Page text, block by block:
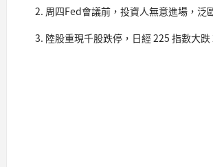
周四Fed會議前，投資人無意進場，泛
陸股重現千股跌停，日經 225 指數大